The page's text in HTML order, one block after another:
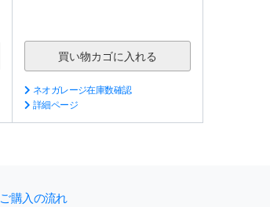
ネオガレージ在庫数確認
詳細ページ
ご購入の流れ